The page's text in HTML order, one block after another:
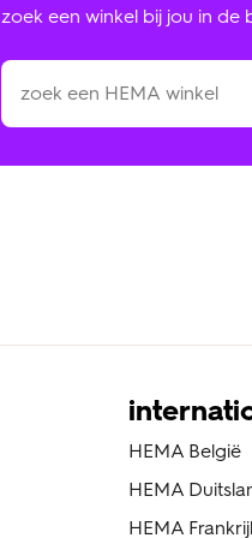
zoek een winkel bij jou in de
HEMA België
HEMA
HEMA